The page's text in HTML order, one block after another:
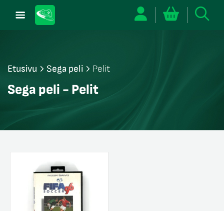
Etusivu Sega peli Pelit
Sega peli - Pelit
sulje